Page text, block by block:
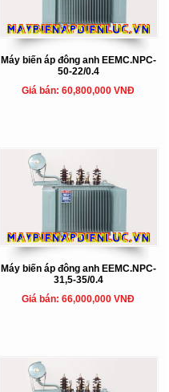
Máy biến áp đông anh EEMC.NPC-
50-22/0.4
Giá bán: 60,800,000 VNĐ
Máy biến áp đông anh EEMC.NPC-
31,5-35/0.4
Giá bán: 66,000,000 VNĐ